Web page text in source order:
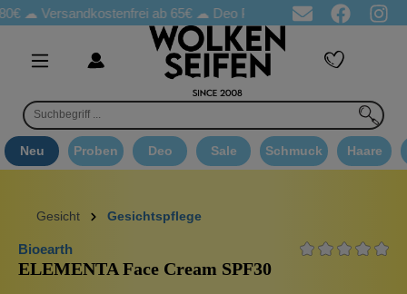
☁Versandkostenfrei ab 65€ ☁ Deo Proben in jeder Bestellung
Neu Proben Deo Sale Schmuck Haare
Gesicht Gesichtspflege
Bioearth
ELEMENTA Face Cream SPF30